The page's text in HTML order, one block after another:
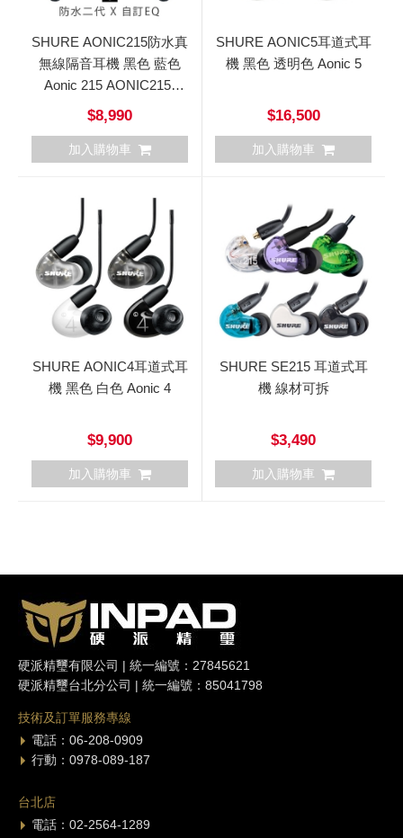
SHURE AONIC215防水真
無線隔音耳機 黑色 藍色
Aonic 215 AONIC215-
TW2
$8,990
加入購物車
SHURE AONIC5耳道式耳
機 黑色 透明色 Aonic 5
$16,500
加入購物車
SHURE AONIC4耳道式耳
機 黑色 白色 Aonic 4
$9,900
加入購物車
SHURE SE215 耳道式耳
機 線材可拆
$3,490
加入購物車
硬派精璽有限公司 | 統一編號：27845621
硬派精璽台北分公司 | 統一編號：85041798
技術及訂單服務專線
電話：06-208-0909
行動：0978-089-187
台北店
電話：02-2564-1289